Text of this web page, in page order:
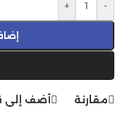
-
+
مقارنة أضف إلى